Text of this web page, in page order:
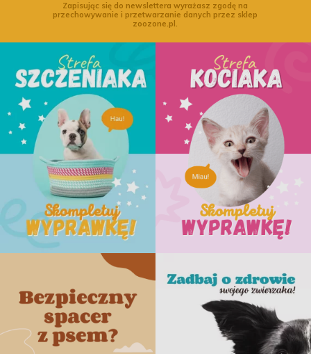
Zapisując się do newslettera wyrażasz zgodę na
przechowywanie i przetwarzanie danych przez sklep
zoozone.pl.